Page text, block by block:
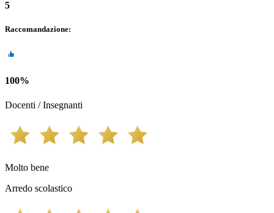
5
Raccomandazione:
100%
Docenti / Insegnanti
Molto bene
Arredo scolastico